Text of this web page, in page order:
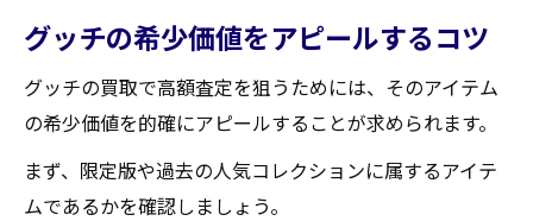
グッチの希少価値をアピールするコツ
グッチの買取で高額査定を狙うためには、そのアイテム
の希少価値を的確にアピールすることが求められます。
まず、限定版や過去の人気コレクションに属するアイテ
ムであるかを確認しましょう。